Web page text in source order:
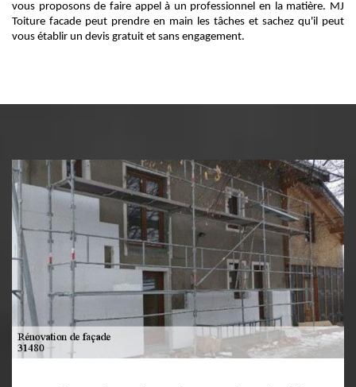
vous proposons de faire appel à un professionnel en la matière. MJ
Toiture facade peut prendre en main les tâches et sachez qu'il peut
vous établir un devis gratuit et sans engagement.